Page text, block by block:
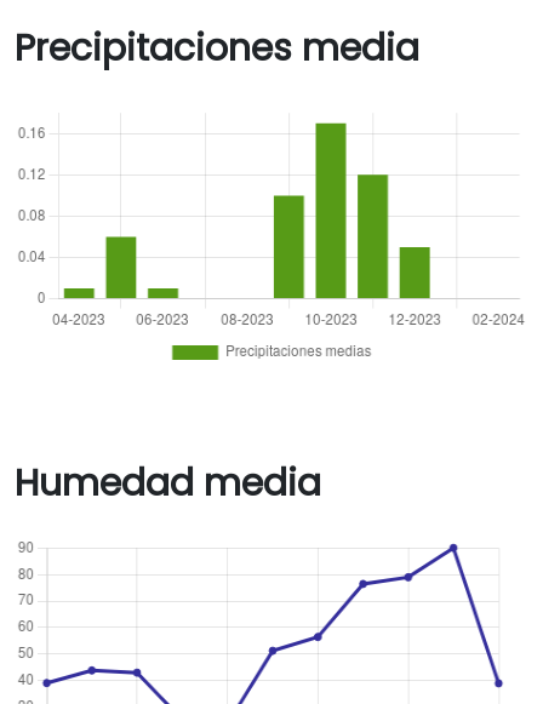
Precipitaciones media
Humedad media